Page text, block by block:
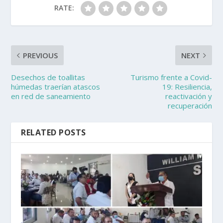
RATE:
PREVIOUS
Desechos de toallitas
húmedas traerían atascos
en red de saneamiento
NEXT
Turismo frente a Covid-
19: Resiliencia,
reactivación y
recuperación
RELATED POSTS